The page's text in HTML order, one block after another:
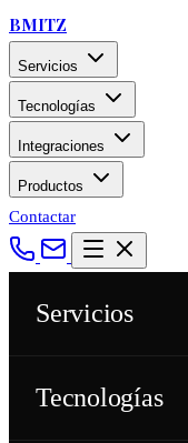
BMITZ
Servicios
Tecnologías
Integraciones
Productos
Contactar
Servicios
Tecnologías